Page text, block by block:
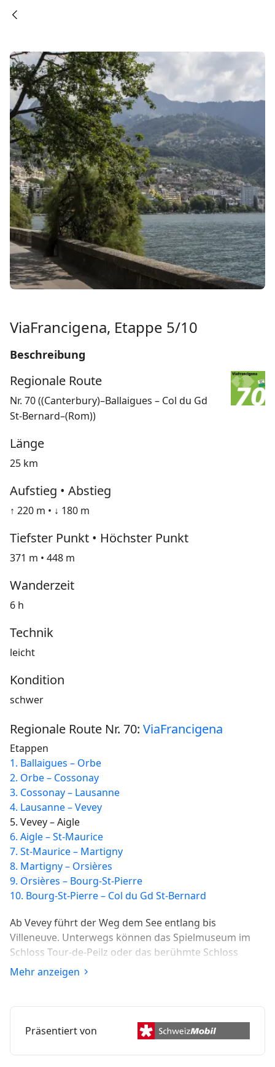
ViaFrancigena, Etappe 5/10
Beschreibung
Regionale Route
Nr. 70 ((Canterbury)–Ballaigues – Col du Gd
St-Bernard–(Rom))
Länge
25 km
Aufstieg • Abstieg
↑ 220 m • ↓ 180 m
Tiefster Punkt • Höchster Punkt
371 m • 448 m
Wanderzeit
6 h
Technik
leicht
Kondition
schwer
Regionale Route Nr. 70: ViaFrancigena
Etappen
1. Ballaigues – Orbe
2. Orbe – Cossonay
3. Cossonay – Lausanne
4. Lausanne – Vevey
5. Vevey – Aigle
6. Aigle – St-Maurice
7. St-Maurice – Martigny
8. Martigny – Orsières
9. Orsières – Bourg-St-Pierre
10. Bourg-St-Pierre – Col du Gd St-Bernard
Ab Vevey führt der Weg dem See entlang bis
Villeneuve. Unterwegs können das Spielmuseum im
Schloss Tour-de-Peilz oder das berühmte Schloss
Chillon besucht werden, bevor man das
Weinbaugebiet Chablais erreicht.
Mehr anzeigen
Präsentiert von